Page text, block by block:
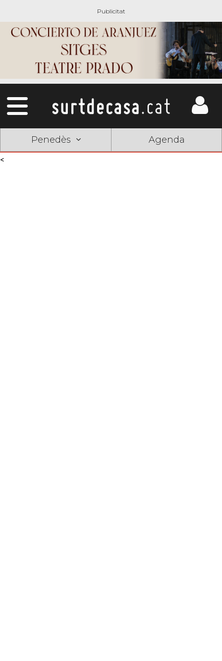
Penedès
Agenda
<